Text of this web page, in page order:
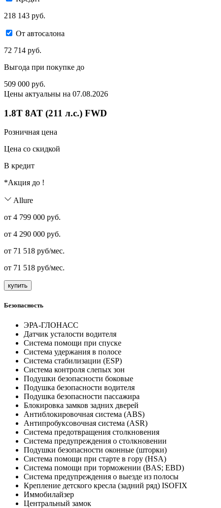
218 143 руб.
От автосалона
72 714 руб.
Выгода при покупке до
509 000 руб.
Цены актуальны на 07.08.2026
1.8T 8AT (211 л.с.) FWD
Розничная цена
Цена со скидкой
В кредит
*Акция до !
Allure
от 4 799 000 руб.
от 4 290 000 руб.
от 71 518 руб/мес.
от 71 518 руб/мес.
купить
Безопасность
ЭРА-ГЛОНАСС
Датчик усталости водителя
Система помощи при спуске
Система удержания в полосе
Система стабилизации (ESP)
Система контроля слепых зон
Подушки безопасности боковые
Подушка безопасности водителя
Подушка безопасности пассажира
Блокировка замков задних дверей
Антиблокировочная система (ABS)
Антипробуксовочная система (ASR)
Система предотвращения столкновения
Система предупреждения о столкновении
Подушки безопасности оконные (шторки)
Система помощи при старте в гору (HSA)
Система помощи при торможении (BAS; EBD)
Система предупреждения о выезде из полосы
Крепление детского кресла (задний ряд) ISOFIX
Иммобилайзер
Центральный замок